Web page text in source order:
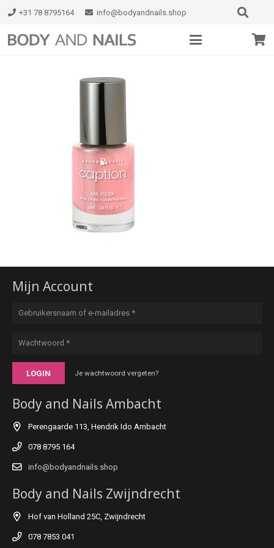
+31 78 8795164 info@bodyandnails.shop
Mijn Account
LOGIN Je wachtwoord vergeten?
Body and Nails Ambacht
Perengaarde 113, Hendrik Ido Ambacht
078 8795 164
info@bodyandnails.shop
Body and Nails Zwijndrecht
Hof van Holland 25C, Zwijndrecht
078 7853 041